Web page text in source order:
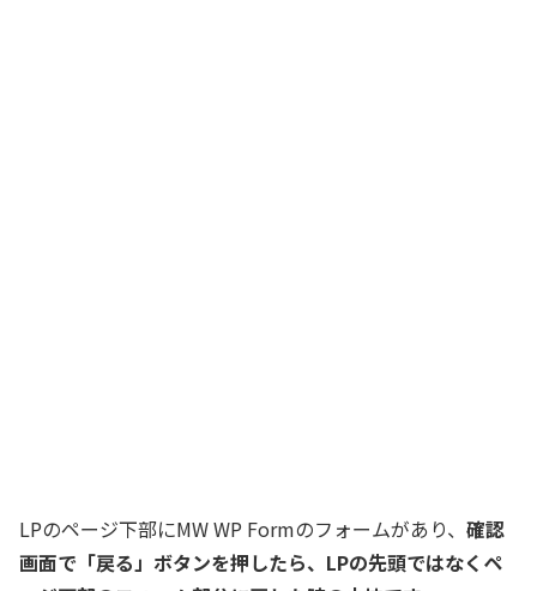
LPのページ下部にMW WP Formのフォームがあり、 確認
画面で「戻る」ボタンを押したら、LPの先頭ではなくペ